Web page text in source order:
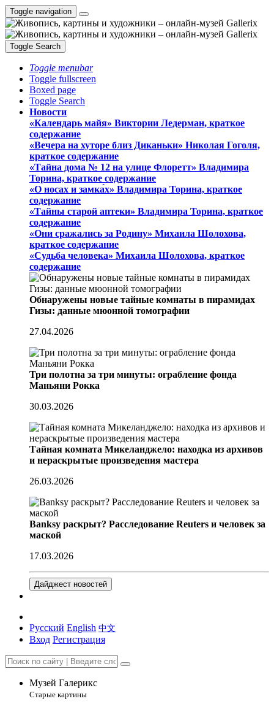
Toggle navigation
Toggle Search
Toggle menubar
Toggle fullscreen
Boxed page
Toggle Search
Новости
«Календарь майя» Виктории Ледерман, краткое
содержание
«Вечера на хуторе близ Диканьки» Николая Гоголя,
краткое содержание
«Тайна дома № 12 на улице Флоретт» Владимира
Торина, краткое содержание
«О носах и замка́х» Владимира Торина, краткое
содержание
«Тайны старой аптеки» Владимира Торина, краткое
содержание
«Они сражались за Родину» Михаила Шолохова,
краткое содержание
«Судьба человека» Михаила Шолохова, краткое
содержание
Обнаружены новые тайные комнаты в пирамидах
Гизы: данные мюонной томографии
27.04.2026
Три полотна за три минуты: ограбление фонда
Маньяни Рокка
30.03.2026
Тайная комната Микеланджело: находка из архивов
и нераскрытые произведения мастера
26.03.2026
Banksy раскрыт? Расследование Reuters и человек за
маской
17.03.2026
Дайджест новостей
Русский English 中文
Вход Регистрация
Музей Галерикс
Старые картины